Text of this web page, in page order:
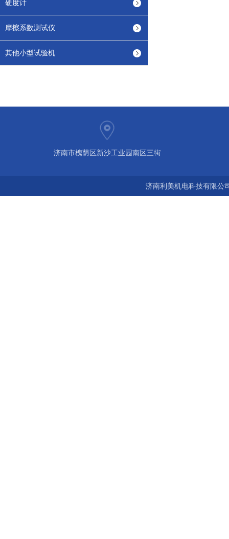
硬度计
摩擦系数测试仪
其他小型试验机
济南市槐荫区新沙工业园南区三街
济南利美机电科技有限